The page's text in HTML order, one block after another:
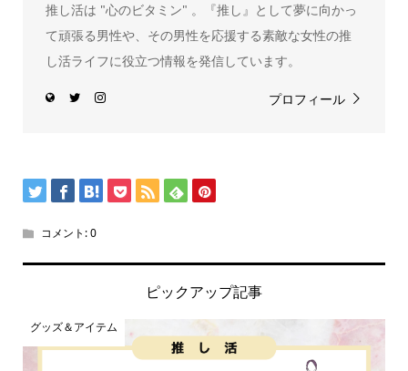
推し活は "心のビタミン" 。『推し』として夢に向かっ
て頑張る男性や、その男性を応援する素敵な女性の推
し活ライフに役立つ情報を発信しています。
プロフィール
コメント:0
ピックアップ記事
グッズ＆アイテム